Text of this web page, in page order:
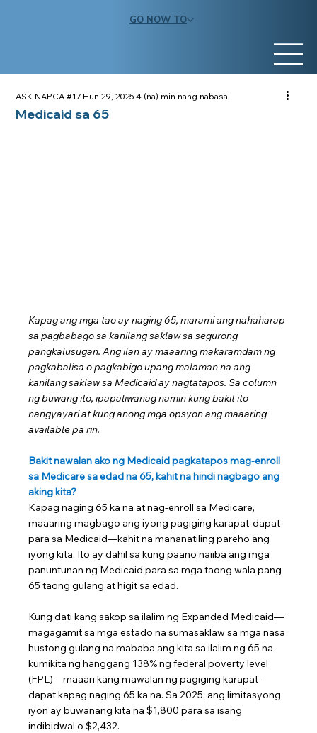
GO NOW TO
Medicaid sa 65
ASK NAPCA #17Hun 29, 20254 (na) min nang nabasa
Kapag ang mga tao ay naging 65, marami ang nahaharap
sa pagbabago sa kanilang saklaw sa segurong
pangkalusugan. Ang ilan ay maaaring makaramdam ng
pagkabalisa o pagkabigo upang malaman na ang
kanilang saklaw sa Medicaid ay nagtatapos. Sa column
ng buwang ito, ipapaliwanag namin kung bakit ito
nangyayari at kung anong mga opsyon ang maaaring
available pa rin.
Bakit nawalan ako ng Medicaid pagkatapos mag-enroll
sa Medicare sa edad na 65, kahit na hindi nagbago ang
aking kita?
Kapag naging 65 ka na at nag-enroll sa Medicare,
maaaring magbago ang iyong pagiging karapat-dapat
para sa Medicaid—kahit na mananatiling pareho ang
iyong kita. Ito ay dahil sa kung paano naiiba ang mga
panuntunan ng Medicaid para sa mga taong wala pang
65 taong gulang at higit sa edad.
Kung dati kang sakop sa ilalim ng Expanded Medicaid—
magagamit sa mga estado na sumasaklaw sa mga nasa
hustong gulang na mababa ang kita sa ilalim ng 65 na
kumikita ng hanggang 138% ng federal poverty level
(FPL)—maaari kang mawalan ng pagiging karapat-
dapat kapag naging 65 ka na. Sa 2025, ang limitasyong
iyon ay buwanang kita na $1,800 para sa isang
indibidwal o $2,432.